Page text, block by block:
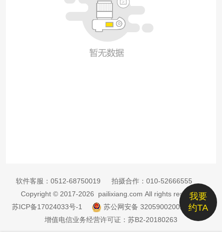
我要
约TA
软件客服： 0512-68750019 拍摄合作： 010-52666555
Copyright © 2017-2026 pailixiang.com All rights reserved
苏ICP备17024033号-1
苏公网安备 32059002002885号
增值电信业务经营许可证：苏B2-20180263